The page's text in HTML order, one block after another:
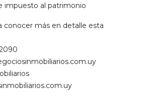
impuesto al patrimonio
conocer más en detalle esta